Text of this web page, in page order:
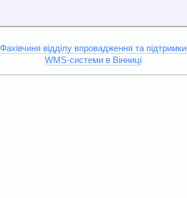
Фахівчиня відділу впровадження та підтримки
WMS-системи в Вінниці